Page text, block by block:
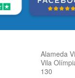
Alameda
Vila
130